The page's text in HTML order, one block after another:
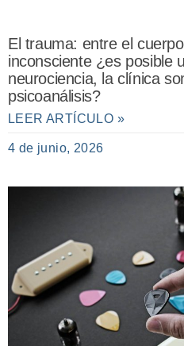
El trauma: entre el
inconsciente ¿es posible
neurociencia, la clínica
psicoanálisis?
LEER ARTÍCULO »
4 de junio, 2026